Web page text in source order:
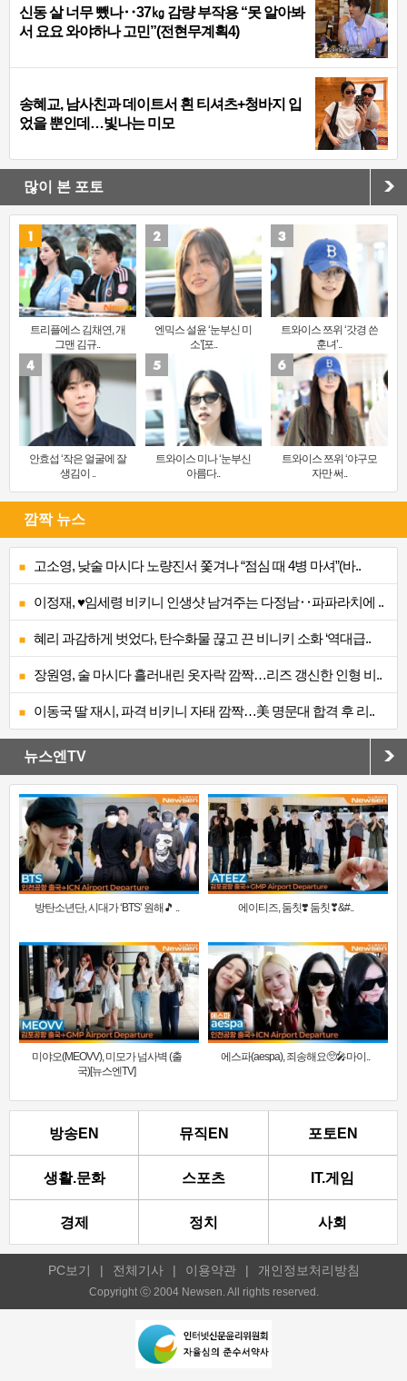
신동 살 너무 뺐나‥37㎏ 감량 부작용 “못 알아봐
서 요요 와야하나 고민”(전현무계획4)
송혜교, 남사친과 데이트서 흰 티셔츠+청바지 입
었을 뿐인데…빛나는 미모
많이 본 포토
트리플에스 김채연, 개
그맨 김규..
엔믹스 설윤 ‘눈부신 미
소’[포..
트와이스 쯔위 ‘갓경 쓴
훈녀’..
안효섭 ‘작은 얼굴에 잘
생김이 ..
트와이스 미나 ‘눈부신
아름다..
트와이스 쯔위 ‘야구모
자만 써..
깜짝 뉴스
고소영, 낮술 마시다 노량진서 쫓겨나 “점심 때 4병 마셔”(바..
이정재, ♥임세령 비키니 인생샷 남겨주는 다정남‥파파라치에 ..
혜리 과감하게 벗었다, 탄수화물 끊고 끈 비니키 소화 ‘역대급..
장원영, 술 마시다 흘러내린 옷자락 깜짝…리즈 갱신한 인형 비..
이동국 딸 재시, 파격 비키니 자태 깜짝…美 명문대 합격 후 리..
뉴스엔TV
방탄소년단, 시대가 ‘BTS’ 원해🎵 .. 에이티즈, 둠칫❣️ 둠칫❣&#..
미야오(MEOVV), 미모가 넘사벽 (출
국)[뉴스엔TV]
에스파(aespa), 죄송해요🥺🎤마이..
방송EN 뮤직EN 포토EN
생활.문화 스포츠 IT.게임
경제 정치 사회
PC보기 | 전체기사 | 이용약관 | 개인정보처리방침
Copyright ⓒ 2004 Newsen. All rights reserved.